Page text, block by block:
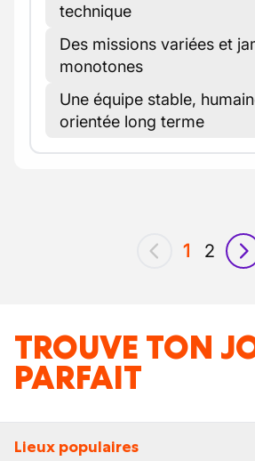
technique
Des missions variées et
monotones
Une équipe stable,
orientée long terme
précédent
1 2
TROUVE TON
PARFAIT
Lieux populaires